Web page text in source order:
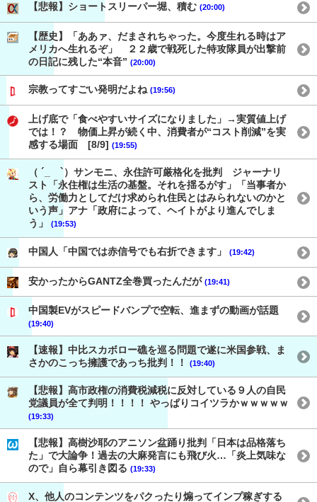
【悲報】ショートスリーパー堀、積む (20:00)
【歴史】「ああァ、だまされちゃった。今度生れる時はア
メリカへ生れるぞ」 ２２歳で戦死した特攻隊員が出撃前
の日記に残した“本音” (20:00)
宗教ってすごい発明だよね (19:56)
上げ底で「食べやすいサイズになりました」→実質値上げ
では！？ 物価上昇が続く中、消費者が“コスト削減”を実
感する場面 [8/9] (19:55)
（ ´_ゝ`）サンモニ、永住許可厳格化を批判 ジャーナリ
スト「永住権は生活の基盤。それを揺るがす」「当事者か
ら、労働力としてだけ求められ住民とはみられないのかと
いう声」アナ「政府によって、ヘイトがより進んでしま
う」
(19:53)
中国人「中国では赤信号でも右折できます」 (19:42)
安かったからGANTZ全巻買ったんだが (19:41)
中国製EVがスピードバンプで空転、進まずの動画が話題
(19:40)
【速報】中比スカボロー礁を巡る問題で遂に米国参戦、ま
さかのこっち擁護であっち批判！！
(19:40)
【悲報】高市政権の消費税減税に反対している９人の自民
党議員が全て判明！！！！ やっぱりコイツラかｗｗｗｗｗ
(19:33)
【悲報】高樹沙耶のアニソン盆踊り批判「日本は品格落ち
た」で大論争！過去の大麻発言にも飛び火…「炎上気味な
ので」自ら幕引き図る (19:33)
X、他人のコンテンツをパクったり煽ってインプ稼ぎする